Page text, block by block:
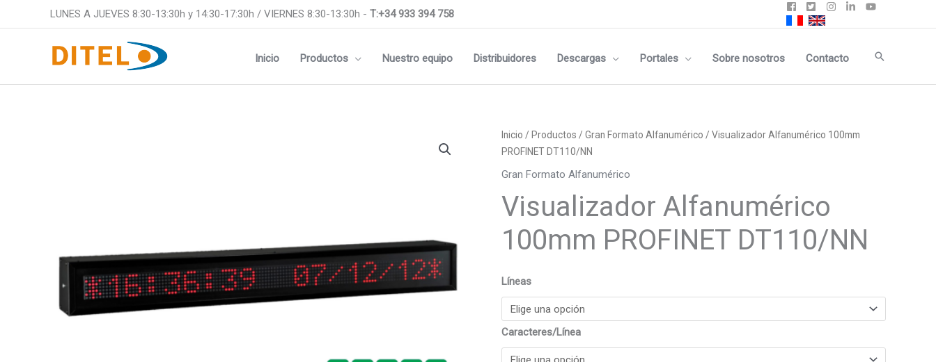
LUNES A JUEVES 8:30-13:30h y 14:30-17:30h / VIERNES 8:30-13:30h - T:+34 933 394 758
Inicio Productos Nuestro equipo Distribuidores Descargas Portales Sobre nosotros Contacto Buscar
Inicio / Productos / Gran Formato Alfanumérico / Visualizador Alfanumérico 100mm
PROFINET DT110/NN
Gran Formato Alfanumérico
Visualizador Alfanumérico
100mm PROFINET DT110/NN
Líneas
Caracteres/Línea
Visualizador
Alfanumérico
100mm
DT110/NN
cantidad